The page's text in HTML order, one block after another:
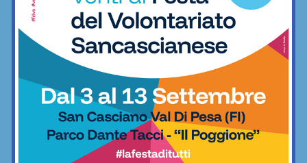
Calcio
Il Grassina vola in Serie D. E arrivano
subito i complimenti dell’Antella: “Un
prestigioso traguardo”
Poggibonsi al lavoro, tra conferme,
ritorni e volti nuovi
Adesso è proprio ufficiale: il Grassina
giocherà in Serie D nella prossima